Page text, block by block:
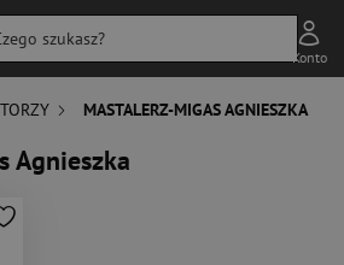
szukasz?
Konto
MASTALERZ-MIGAS AGNIESZKA
Agnieszka